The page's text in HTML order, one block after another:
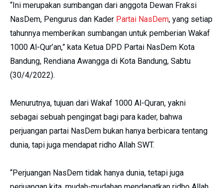
“Ini merupakan sumbangan dari anggota Dewan Fraksi
NasDem, Pengurus dan Kader Partai NasDem, yang setiap
tahunnya memberikan sumbangan untuk pemberian Wakaf
1000 Al-Qur’an,” kata Ketua DPD Partai NasDem Kota
Bandung, Rendiana Awangga di Kota Bandung, Sabtu
(30/4/2022).
Menurutnya, tujuan dari Wakaf 1000 Al-Quran, yakni
sebagai sebuah pengingat bagi para kader, bahwa
perjuangan partai NasDem bukan hanya berbicara tentang
dunia, tapi juga mendapat ridho Allah SWT.
“Perjuangan NasDem tidak hanya dunia, tetapi juga